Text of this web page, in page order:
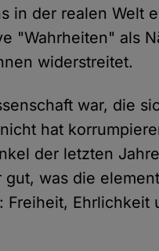
in der realen Welt
"Wahrheiten" als
widerstreitet.
war, die
hat
der letzten
was die
Ehrlichkeit